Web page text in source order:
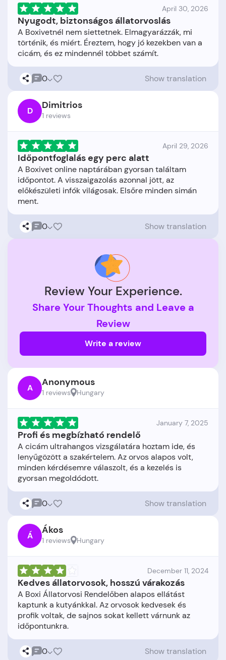
April 30, 2026
Nyugodt, biztonságos állatorvoslás
A Boxivetnél nem siettetnek. Elmagyarázzák, mi
történik, és miért. Éreztem, hogy jó kezekben van a
0 Show translation
D Dimitrios
1 reviews
April 29, 2026
Időpontfoglalás egy perc alatt
A Boxivet online naptárában gyorsan találtam
időpontot. A visszaigazolás azonnal jött, az
előkészületi infók világosak. Elsőre minden simán
0 Show translation
Review Your Experience.
Share Your Thoughts and Leave a
Review
Write a review
A Anonymous
1 reviews Hungary
January 7, 2025
Profi és megbízható rendelő
A cicám ultrahangos vizsgálatára hoztam ide, és
lenyűgözött a szakértelem. Az orvos alapos volt,
minden kérdésemre válaszolt, és a kezelés is
0 Show translation
Á Ákos
1 reviews Hungary
December 11, 2024
Kedves állatorvosok, hosszú várakozás
A Boxi Állatorvosi Rendelőben alapos ellátást
kaptunk a kutyánkkal. Az orvosok kedvesek és
profik voltak, de sajnos sokat kellett várnunk az
0 Show translation